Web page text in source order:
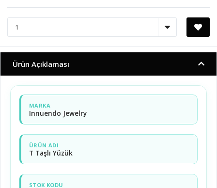
Ürün Açıklaması
MARKA
Innuendo Jewelry
ÜRÜN ADI
T Taşlı Yüzük
STOK KODU